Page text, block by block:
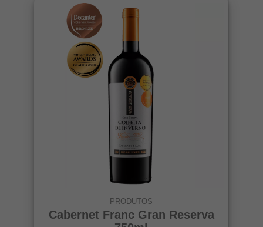
PRODUTOS
Cabernet Franc Gran Reserva